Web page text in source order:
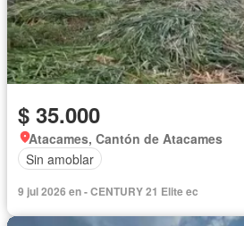
$ 35.000
Atacames, Cantón de Atacames
Sin amoblar
9 jul 2026 en - CENTURY 21 Elite ec